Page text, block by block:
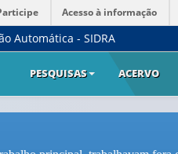
Acesso à informação
Automática - SIDRA
PESQUISAS ACERVO